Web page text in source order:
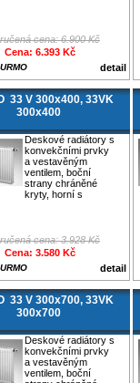
cena: 6.900 Kč
Cena: 6.393 Kč
detail
33 V 300x400, 33VK
300x400
Deskové radiátory s
konvekčními prvky
a vestavěným
ventilem, boční
strany chráněné
kryty, horní s
cena: 3.928 Kč
Cena: 3.580 Kč
detail
33 V 300x700, 33VK
300x700
Deskové radiátory s
konvekčními prvky
a vestavěným
ventilem, boční